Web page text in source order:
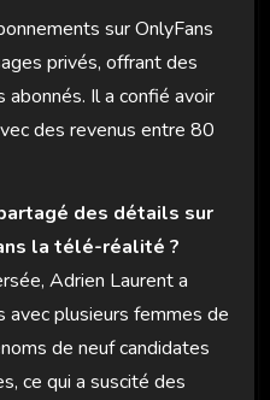
sur OnlyFans
privés, offrant des
Il a confié avoir
des revenus entre 80
des détails sur
la télé-réalité ?
Adrien Laurent a
avec plusieurs femmes de
de neuf candidates
ce qui a suscité des